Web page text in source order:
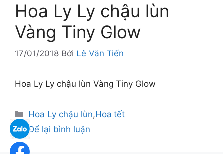
Hoa Ly Ly chậu lùn
Vàng Tiny Glow
17/01/2018 Bởi Lê Văn Tiến
Hoa Ly Ly chậu lùn Vàng Tiny Glow
Danh
mục
Hoa Ly chậu lùn,Hoa tết
Để lại bình luận